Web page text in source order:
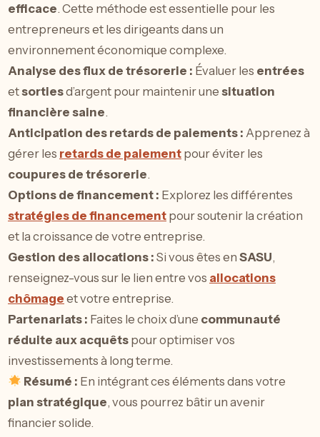
efficace. Cette méthode est essentielle pour les
entrepreneurs et les dirigeants dans un
environnement économique complexe.
Analyse des flux de trésorerie : Évaluer les entrées
etsortiesd’argent pour maintenir une situation
financière saine.
Anticipation des retards de paiements : Apprenez à
gérer les retards de paiement pour éviter les
coupures de trésorerie.
Options de financement : Explorez les différentes
stratégies de financement pour soutenir la création
et la croissance de votre entreprise.
Gestion des allocations : Si vous êtes en SASU,
renseignez-vous sur le lien entre vos allocations
chômage et votre entreprise.
Partenariats : Faites le choix d’une communauté
réduite aux acquêts pour optimiser vos
investissements à long terme.
Résumé : En intégrant ces éléments dans votre
plan stratégique, vous pourrez bâtir un avenir
financier solide.